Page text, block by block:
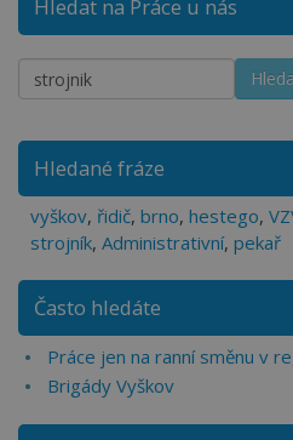
Hledat na Práce u nás
Hledané fráze
vyškov, řidič, brno, hestego,
strojník, Administrativní, pekař
Často hledáte
Práce jen na ranní směnu v
Brigády Vyškov